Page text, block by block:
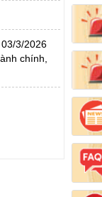
3/2026
chính,
Số:
Tên:
số
Số:
Tên:
tiền
Ngày
Số: